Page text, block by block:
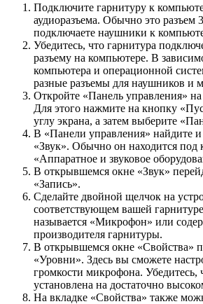
Подключите гарнитуру к
аудиоразъема. Обычно это
подключаете наушники к
Убедитесь, что гарнитура
разъему на компьютере. В
компьютера и операционной
разные разъемы для наушников и
Откройте «Панель управления»
Для этого нажмите на кнопку
углу экрана, а затем выберите
В «Панели управления» найдите и
«Звук». Обычно он находится под
«Аппаратное и звуковое
В открывшемся окне «Звук»
«Запись».
Сделайте двойной щелчок на
соответствующем вашей
называется «Микрофон» или
производителя гарнитуры.
В открывшемся окне «Свойства»
«Уровни». Здесь вы сможете
громкости микрофона. Убедитесь,
установлена на достаточно
На вкладке «Свойства» также